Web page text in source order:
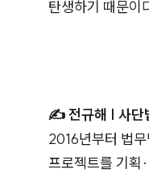
탄생하기 때문이
✍ 전규해 | 사단
2016년부터 법
프로젝트를 기획